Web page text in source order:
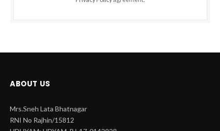
ABOUT US
Mrs.Sneh Lata Bhatnagar
RNI No Rajhin/15812